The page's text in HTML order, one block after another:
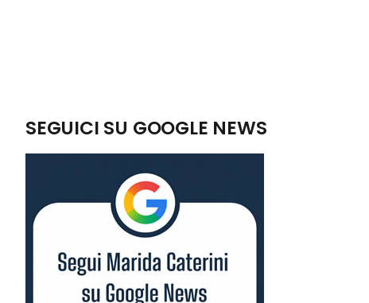
SEGUICI SU GOOGLE NEWS